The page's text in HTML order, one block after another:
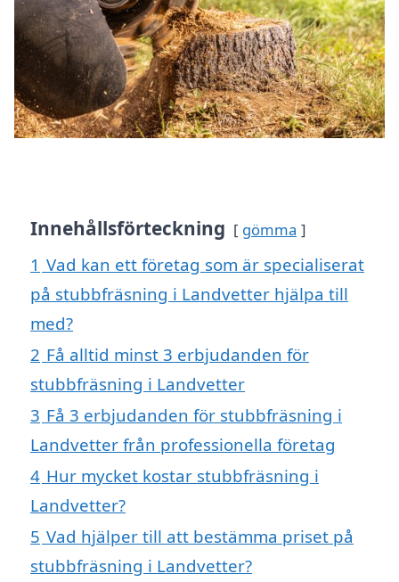
Innehållsförteckning gömma
1 Vad kan ett företag som är specialiserat
på stubbfräsning i Landvetter hjälpa till
med?
2 Få alltid minst 3 erbjudanden för
stubbfräsning i Landvetter
3 Få 3 erbjudanden för stubbfräsning i
Landvetter från professionella företag
4 Hur mycket kostar stubbfräsning i
Landvetter?
5 Vad hjälper till att bestämma priset på
stubbfräsning i Landvetter?